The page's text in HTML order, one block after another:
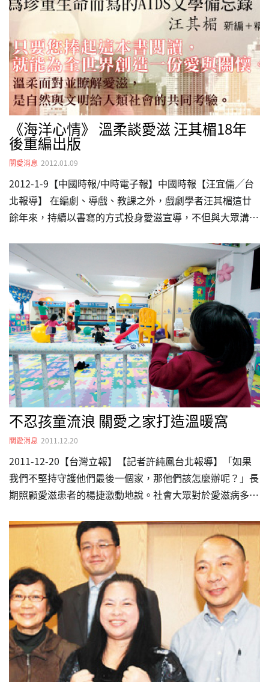
置護理站與社工諮商室的地方，計約80到100坪，談何容
易。「關愛之家」全名為「社團法人台灣關愛之家協會」，
2003年向內政部註冊、向法院登記而成立，是愛滋病感染
者的中途之家，專門收容被家人遺棄、…
《海洋心情》 溫柔談愛滋 汪其楣18年
後重編出版
關愛消息 2012.01.09
2012-1-9【中國時報/中時電子報】中國時報【汪宜儒╱台
北報導】 在編劇、導戲、教課之外，戲劇學者汪其楣這廿
餘年來，持續以書寫的方式投身愛滋宣導，不但與大眾溝通
年出版《海洋心情─珍重生命ＡＩＤＳ文學備忘錄》，如今
有了新編版本，汪其楣以溫柔殷切的喃喃細訴，描寫病患與
親友的心路與對談，她也記下她親身參與的經驗，呈現台灣
愛滋照護工作的內容與進程。 《海洋心情》初版於一九九
四年，也曾發行簡體字版。本來汪其楣以為近廿年過去，以
愛滋為主題的書籍應該很多，但她跑了書店，從人文社會、
養生健康到親子教養，還是不見愛滋照護的書在書櫃上出
現。…
不忍孩童流浪 關愛之家打造溫暖窩
關愛消息 2011.12.20
2011-12-20【台灣立報】【記者許純鳳台北報導】「如果
我們不堅持守護他們最後一個家，那他們該怎麼辦呢？」長
期照顧愛滋患者的楊捷激動地說。社會大眾對於愛滋病多半
人也遺棄他們。嬌小的楊捷不忍愛滋病患在外流浪而成立關
愛之家，收容無處可去或年紀尚小的愛滋病孩童，給予他們
一個溫暖的家。 顧小孩 楊捷視如己出 座落台北市再興社區
的關愛之家，配合耶誕節到來，陽台前掛滿紅色的襪子，楊
捷和多名愛滋病患、孩童居住在小小的3層樓裡。關愛之家
的第一、二層樓，地板上鋪滿五顏六色的巧拼，牆上貼滿小
朋友的大頭照，上頭寫著工作人員利用「盼、台、灣、關、
愛、之、家、平…